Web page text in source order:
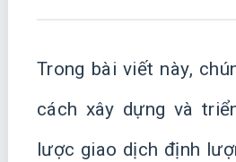
Trong bài viết này,
cách xây dựng và
lược giao dịch định